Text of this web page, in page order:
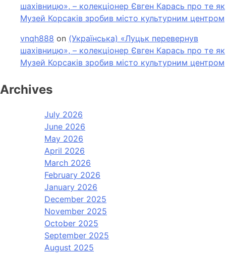
шахівницю», – колекціонер Євген Карась про те як
Музей Корсаків зробив місто культурним центром
vnqh888 on (Українська) «Луцьк перевернув
шахівницю», – колекціонер Євген Карась про те як
Музей Корсаків зробив місто культурним центром
Archives
July 2026
June 2026
May 2026
April 2026
March 2026
February 2026
January 2026
December 2025
November 2025
October 2025
September 2025
August 2025